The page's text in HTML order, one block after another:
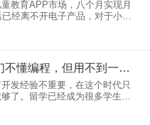
教育APP市场，八个月实现月
经离不开电子产品，对于小朋
比电视、电脑，现在的小孩子
、功能更多的手机。在我们还
留学APP | 她们不懂编程，但用不到一万元打造一款留学APP席卷英国
发经验不重要，在这个时代只
了。留学已经成为很多学生继
是留学英国，中国在英国的留
个留学生加上学费一年要花费